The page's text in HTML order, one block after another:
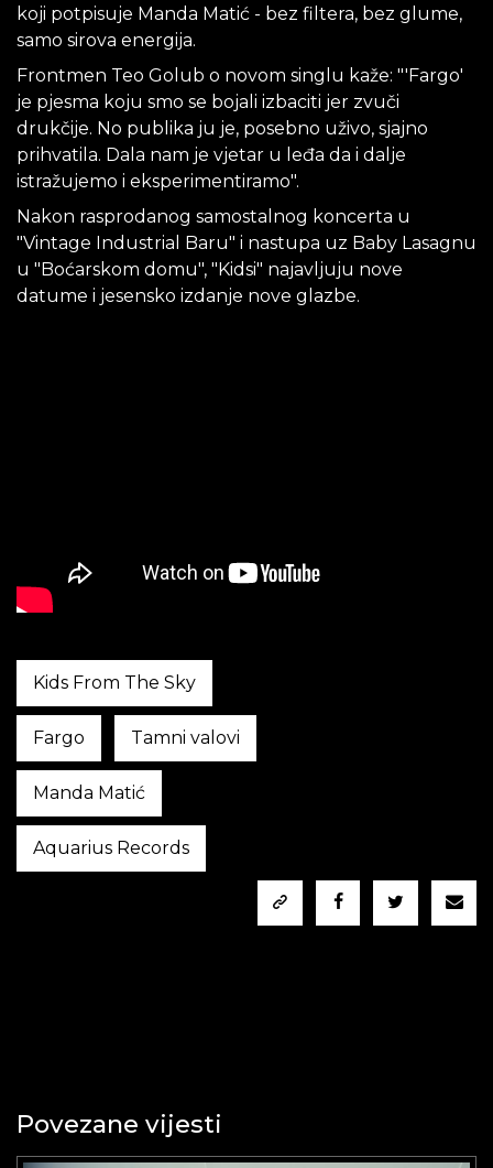
koji potpisuje Manda Matić - bez filtera, bez glume,
samo sirova energija.
Frontmen Teo Golub o novom singlu kaže: "'Fargo'
je pjesma koju smo se bojali izbaciti jer zvuči
drukčije. No publika ju je, posebno uživo, sjajno
prihvatila. Dala nam je vjetar u leđa da i dalje
istražujemo i eksperimentiramo".
Nakon rasprodanog samostalnog koncerta u
"Vintage Industrial Baru" i nastupa uz Baby Lasagnu
u "Boćarskom domu", "Kidsi" najavljuju nove
datume i jesensko izdanje nove glazbe.
Kids From The Sky
Fargo Tamni valovi
Manda Matić
Aquarius Records
Povezane vijesti